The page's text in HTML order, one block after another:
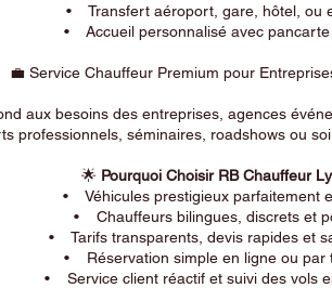
• Transfert aéroport, gare, hôtel, ou
• Accueil personnalisé avec pancarte
💼 Service Chauffeur Premium pour
aux besoins des entreprises, agences
professionnels, séminaires, roadshows ou
🌟 Pourquoi Choisir RB Chauffeur
• Véhicules prestigieux parfaitement
• Chauffeurs bilingues, discrets et
• Tarifs transparents, devis rapides et
• Réservation simple en ligne ou par
• Service client réactif et suivi des vols